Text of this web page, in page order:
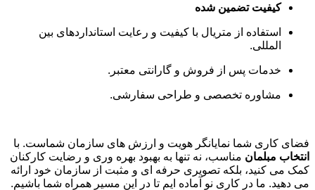
کیفیت تضمین شده
استفاده از متریال با کیفیت و رعایت استانداردهای بین
المللی.
خدمات پس از فروش و گارانتی معتبر .
مشاوره تخصصی و طراحی سفارشی.
فضای کاری شما نمایانگر هویت و ارزش های سازمان شماست. با
انتخاب مبلمان مناسب، نه تنها به بهبود بهره وری و رضایت کارکنان
کمک می کنید، بلکه تصویری حرفه ای و مثبت از سازمان خود ارائه
می دهید. ما در کاری نو آماده ایم تا در این مسیر همراه شما باشیم.